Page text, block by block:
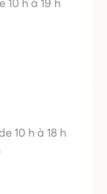
h à 19 h
10 h à 18 h